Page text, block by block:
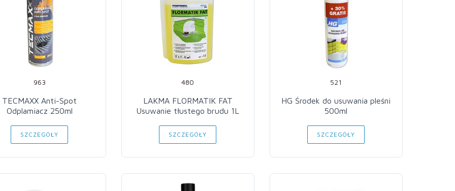
963
TECMAXX Anti-Spot
Odplamiacz 250ml
SZCZEGÓŁY
480
LAKMA FLORMATIK FAT
Usuwanie tłustego brudu 1L
SZCZEGÓŁY
521
HG Środek do usuwania pleśni
500ml
SZCZEGÓŁY